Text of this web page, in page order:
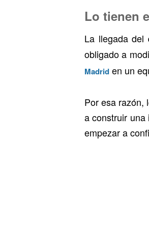
Lo tienen
La llegada del
obligado a
Madrid en un
Por esa razón,
a construir una
empezar a